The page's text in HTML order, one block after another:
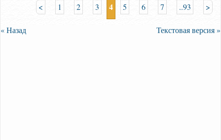
< 1 2 3 4 5 6 7 ..93 >
« Назад Текстовая версия »